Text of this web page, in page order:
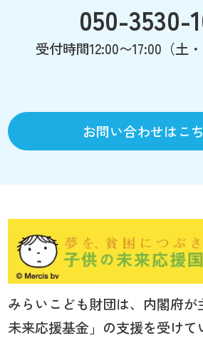
050-3530-
受付時間12:00〜17:00（土
お問い合わせはこ
みらいこども財団は、内閣府が
未来応援基金」の支援を受けて